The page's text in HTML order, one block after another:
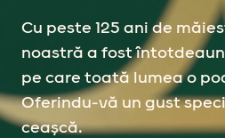
Cu peste 125 ani de
noastră a fost
pe care toată lumea o
Oferindu-vă un gust
ceașcă.